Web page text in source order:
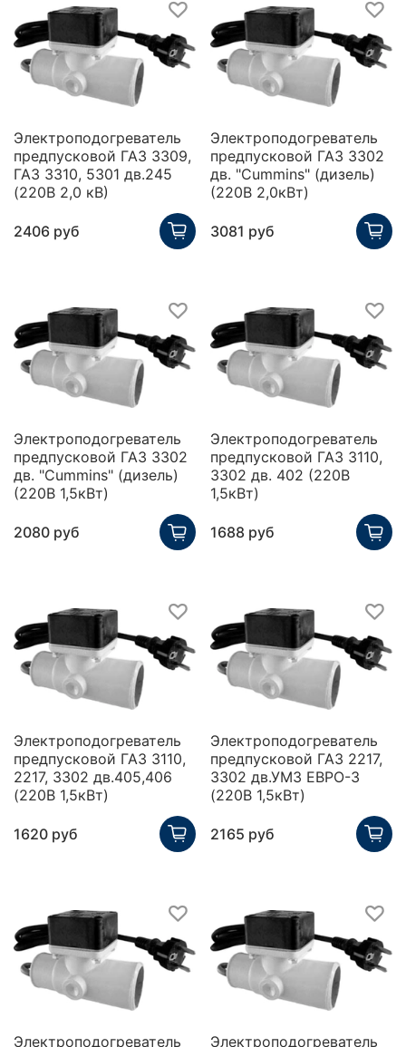
Электроподогреватель
предпусковой ГАЗ 3309,
ГАЗ 3310, 5301 дв.245
(220В 2,0 кВ)
2406 руб
Электроподогреватель
предпусковой ГАЗ 3302
дв. "Cummins" (дизель)
(220В 2,0кВт)
3081 руб
Электроподогреватель
предпусковой ГАЗ 3302
дв. "Cummins" (дизель)
(220В 1,5кВт)
2080 руб
Электроподогреватель
предпусковой ГАЗ 3110,
3302 дв. 402 (220В
1,5кВт)
1688 руб
Электроподогреватель
предпусковой ГАЗ 3110,
2217, 3302 дв.405,406
(220В 1,5кВт)
1620 руб
Электроподогреватель
предпусковой ГАЗ 2217,
3302 дв.УМЗ ЕВРО-3
(220В 1,5кВт)
2165 руб
Электроподогреватель Электроподогреватель